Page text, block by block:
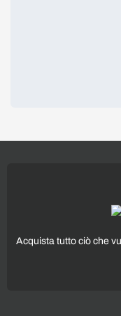
Acquista tutto ciò che